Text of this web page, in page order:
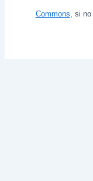
Commons, si no